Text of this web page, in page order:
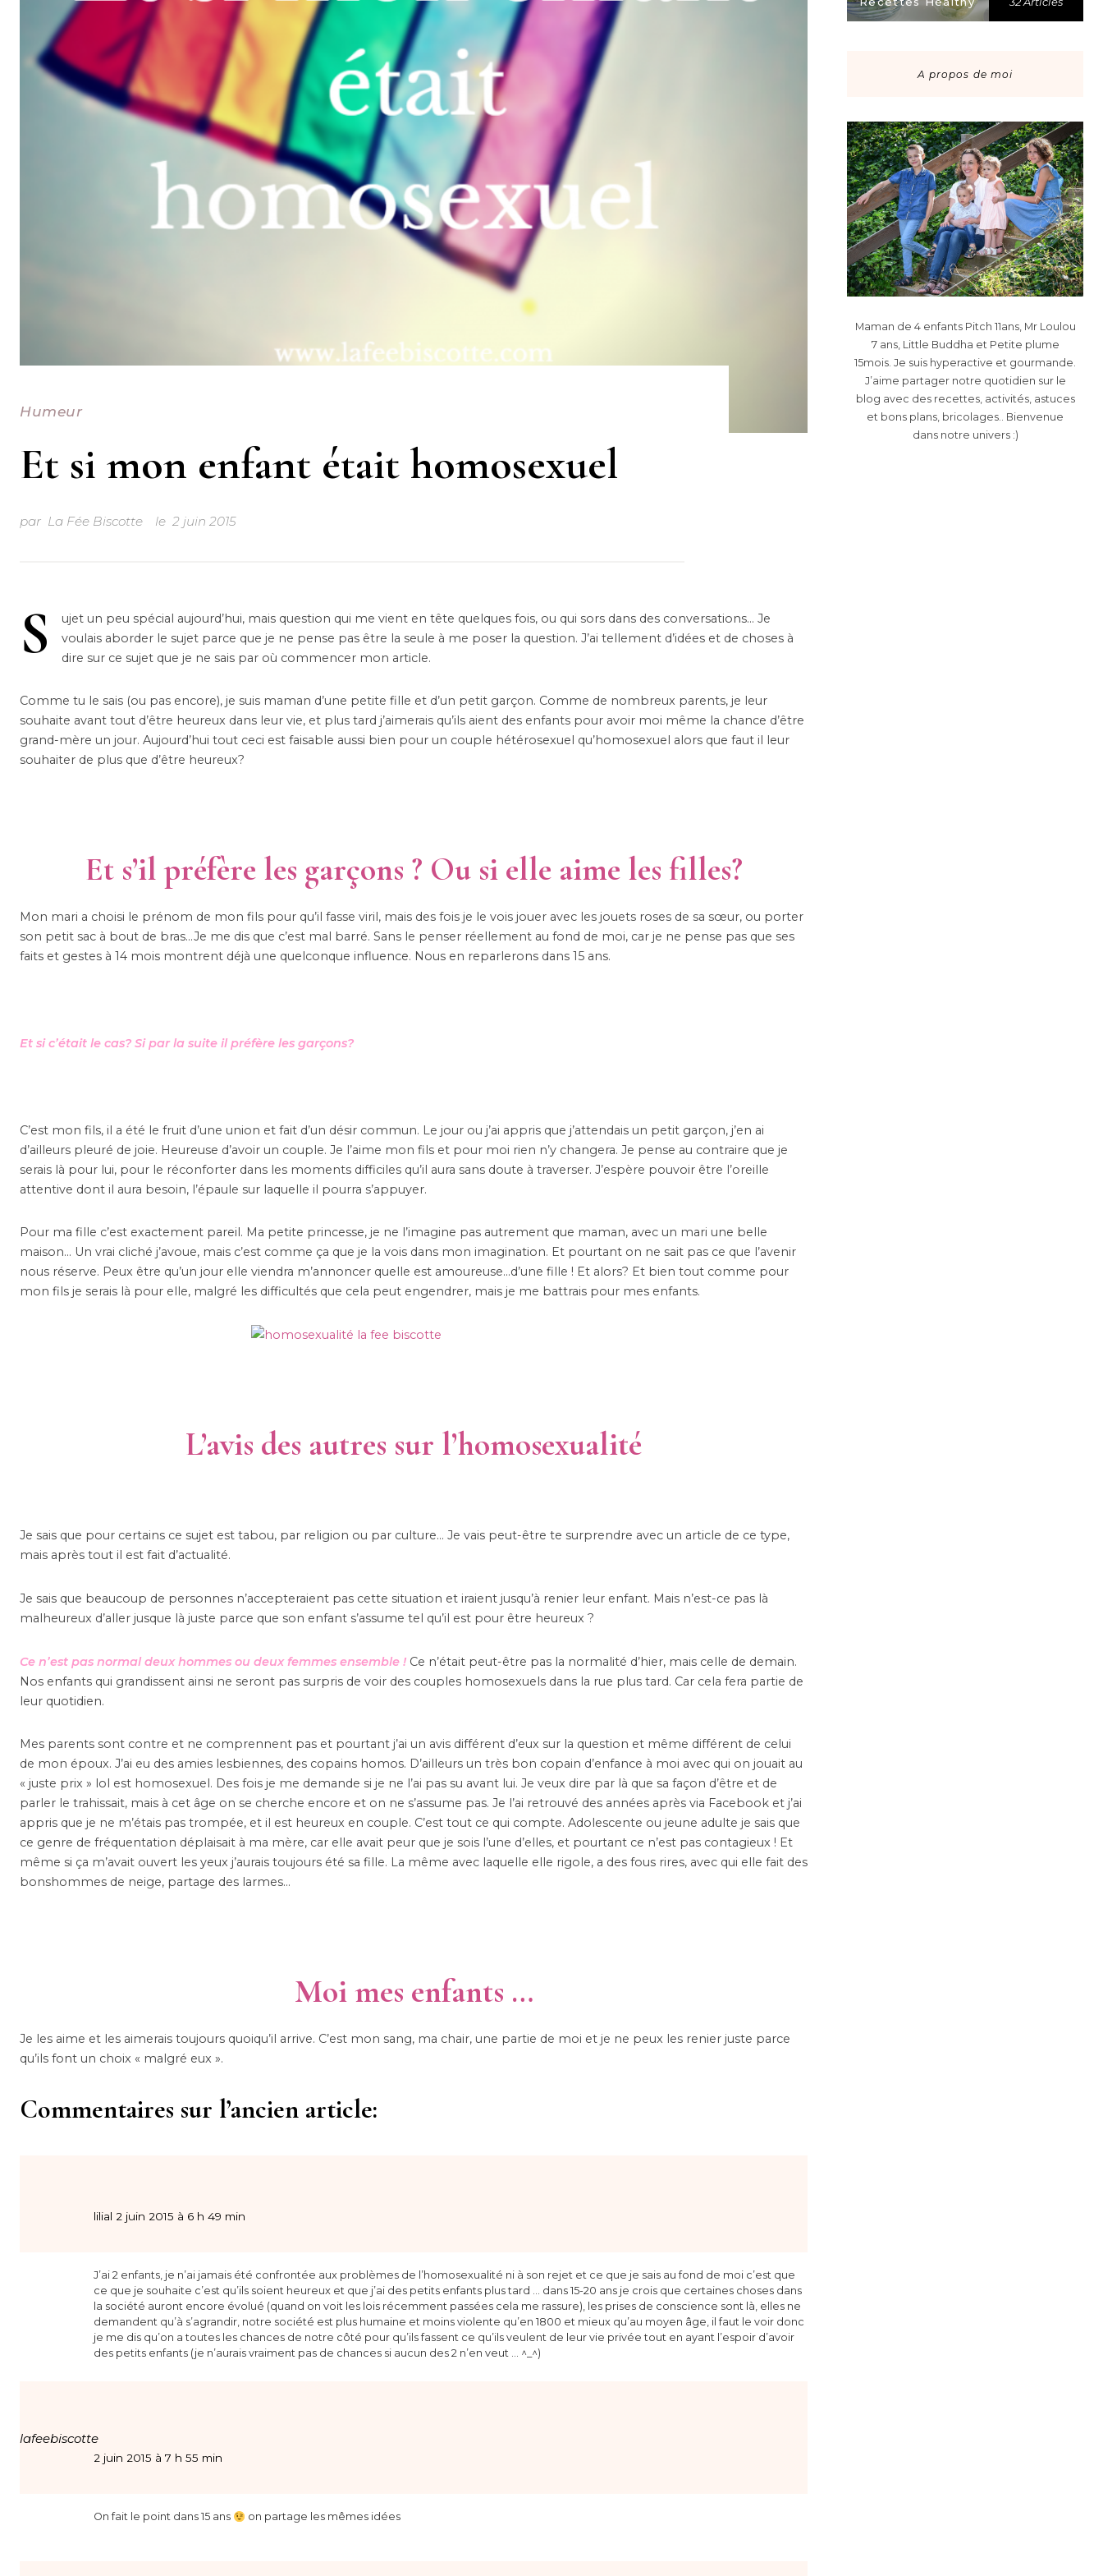
Humeur
Et si mon enfant était homosexuel
par La Fée Biscotte le 2 juin 2015
S
ujet un peu spécial aujourd’hui, mais question qui me vient en tête quelques fois, ou qui sors dans des conversations… Je
voulais aborder le sujet parce que je ne pense pas être la seule à me poser la question. J’ai tellement d’idées et de choses à
dire sur ce sujet que je ne sais par où commencer mon article.
Comme tu le sais (ou pas encore), je suis maman d’une petite fille et d’un petit garçon. Comme de nombreux parents, je leur
souhaite avant tout d’être heureux dans leur vie, et plus tard j’aimerais qu’ils aient des enfants pour avoir moi même la chance d’être
grand-mère un jour. Aujourd’hui tout ceci est faisable aussi bien pour un couple hétérosexuel qu’homosexuel alors que faut il leur
souhaiter de plus que d’être heureux?
Et s’il préfère les garçons ? Ou si elle aime les filles?
Mon mari a choisi le prénom de mon fils pour qu’il fasse viril, mais des fois je le vois jouer avec les jouets roses de sa sœur, ou porter
son petit sac à bout de bras…Je me dis que c’est mal barré. Sans le penser réellement au fond de moi, car je ne pense pas que ses
faits et gestes à 14 mois montrent déjà une quelconque influence. Nous en reparlerons dans 15 ans.
Et si c’était le cas? Si par la suite il préfère les garçons?
C’est mon fils, il a été le fruit d’une union et fait d’un désir commun. Le jour ou j’ai appris que j’attendais un petit garçon, j’en ai
d’ailleurs pleuré de joie. Heureuse d’avoir un couple. Je l’aime mon fils et pour moi rien n’y changera. Je pense au contraire que je
serais là pour lui, pour le réconforter dans les moments difficiles qu’il aura sans doute à traverser. J’espère pouvoir être l’oreille
attentive dont il aura besoin, l’épaule sur laquelle il pourra s’appuyer.
Pour ma fille c’est exactement pareil. Ma petite princesse, je ne l’imagine pas autrement que maman, avec un mari une belle
maison… Un vrai cliché j’avoue, mais c’est comme ça que je la vois dans mon imagination. Et pourtant on ne sait pas ce que l’avenir
nous réserve. Peux être qu’un jour elle viendra m’annoncer quelle est amoureuse…d’une fille ! Et alors? Et bien tout comme pour
mon fils je serais là pour elle, malgré les difficultés que cela peut engendrer, mais je me battrais pour mes enfants.
L’avis des autres sur l’homosexualité
Je sais que pour certains ce sujet est tabou, par religion ou par culture… Je vais peut-être te surprendre avec un article de ce type,
mais après tout il est fait d’actualité.
Je sais que beaucoup de personnes n’accepteraient pas cette situation et iraient jusqu’à renier leur enfant. Mais n’est-ce pas là
malheureux d’aller jusque là juste parce que son enfant s’assume tel qu’il est pour être heureux ?
Ce n’est pas normal deux hommes ou deux femmes ensemble ! Ce n’était peut-être pas la normalité d’hier, mais celle de demain.
Nos enfants qui grandissent ainsi ne seront pas surpris de voir des couples homosexuels dans la rue plus tard. Car cela fera partie de
leur quotidien.
Mes parents sont contre et ne comprennent pas et pourtant j’ai un avis différent d’eux sur la question et même différent de celui
de mon époux. J’ai eu des amies lesbiennes, des copains homos. D’ailleurs un très bon copain d’enfance à moi avec qui on jouait au
« juste prix » lol est homosexuel. Des fois je me demande si je ne l’ai pas su avant lui. Je veux dire par là que sa façon d’être et de
parler le trahissait, mais à cet âge on se cherche encore et on ne s’assume pas. Je l’ai retrouvé des années après via Facebook et j’ai
appris que je ne m’étais pas trompée, et il est heureux en couple. C’est tout ce qui compte. Adolescente ou jeune adulte je sais que
ce genre de fréquentation déplaisait à ma mère, car elle avait peur que je sois l’une d’elles, et pourtant ce n’est pas contagieux ! Et
même si ça m’avait ouvert les yeux j’aurais toujours été sa fille. La même avec laquelle elle rigole, a des fous rires, avec qui elle fait des
bonshommes de neige, partage des larmes…
Moi mes enfants …
Je les aime et les aimerais toujours quoiqu’il arrive. C’est mon sang, ma chair, une partie de moi et je ne peux les renier juste parce
qu’ils font un choix « malgré eux ».
Commentaires sur l’ancien article:
lilial 2 juin 2015 à 6 h 49 min
J’ai 2 enfants, je n’ai jamais été confrontée aux problèmes de l’homosexualité ni à son rejet et ce que je sais au fond de moi c’est que
ce que je souhaite c’est qu’ils soient heureux et que j’ai des petits enfants plus tard … dans 15-20 ans je crois que certaines choses dans
la société auront encore évolué (quand on voit les lois récemment passées cela me rassure), les prises de conscience sont là, elles ne
demandent qu’à s’agrandir, notre société est plus humaine et moins violente qu’en 1800 et mieux qu’au moyen âge, il faut le voir donc
je me dis qu’on a toutes les chances de notre côté pour qu’ils fassent ce qu’ils veulent de leur vie privée tout en ayant l’espoir d’avoir
des petits enfants (je n’aurais vraiment pas de chances si aucun des 2 n’en veut … ^_^)
lafeebiscotte
2 juin 2015 à 7 h 55 min
On fait le point dans 15 ans on partage les mêmes idées
A propos de moi
Maman de 4 enfants Pitch 11ans, Mr Loulou
7 ans, Little Buddha et Petite plume
15mois. Je suis hyperactive et gourmande.
J’aime partager notre quotidien sur le
blog avec des recettes, activités, astuces
et bons plans, bricolages.. Bienvenue
dans notre univers :)